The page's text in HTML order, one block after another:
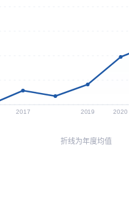
2017 2019 2020
折线为年度均值